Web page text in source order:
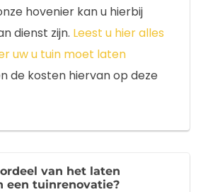
hovenier kan u hierbij
dienst zijn. Leest u hier alles
uw u tuin moet laten
de kosten hiervan op deze
van het laten
een tuinrenovatie?